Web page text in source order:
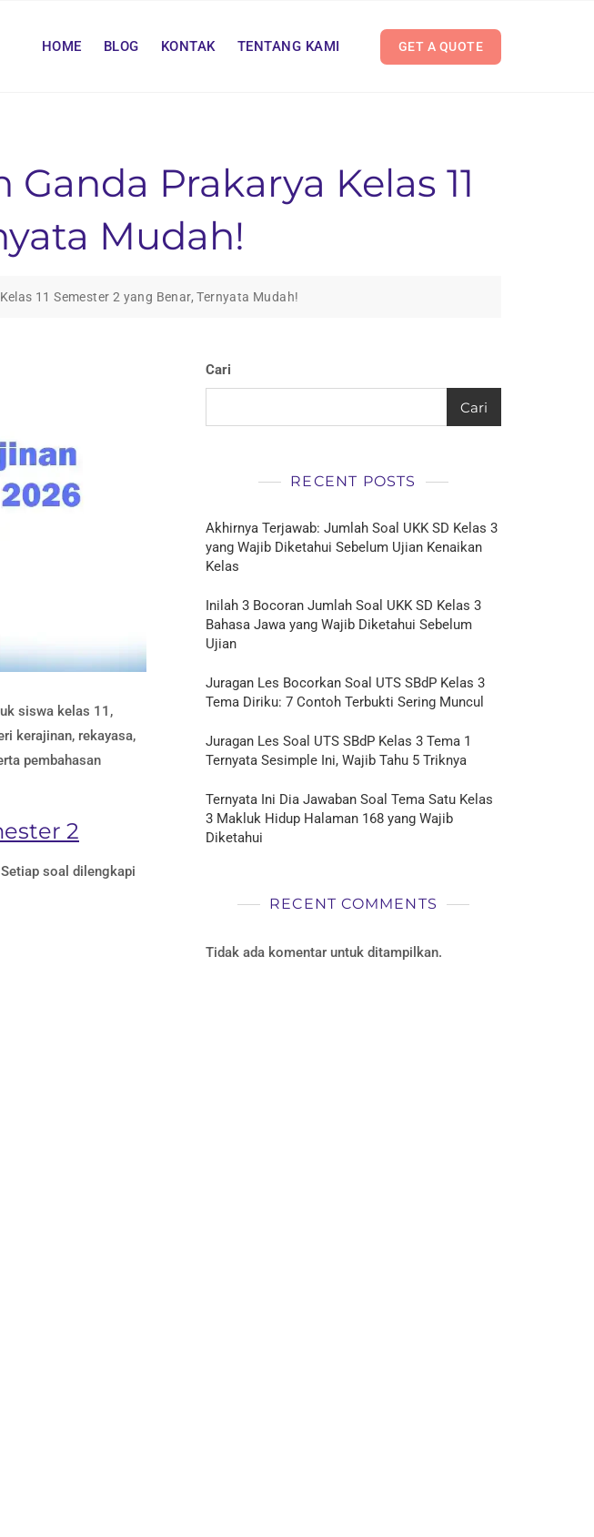
HOME BLOG KONTAK TENTANG KAMI GET A QUOTE
Prakarya Kelas 11
Mudah!
11 Semester 2 yang Benar, Ternyata Mudah!
siswa kelas 11,
kerajinan, rekayasa,
pembahasan
2
soal dilengkapi
Cari
Cari
RECENT POSTS
Akhirnya Terjawab: Jumlah Soal UKK SD Kelas 3
yang Wajib Diketahui Sebelum Ujian Kenaikan
Kelas
Inilah 3 Bocoran Jumlah Soal UKK SD Kelas 3
Bahasa Jawa yang Wajib Diketahui Sebelum
Ujian
Juragan Les Bocorkan Soal UTS SBdP Kelas 3
Tema Diriku: 7 Contoh Terbukti Sering Muncul
Juragan Les Soal UTS SBdP Kelas 3 Tema 1
Ternyata Sesimple Ini, Wajib Tahu 5 Triknya
Ternyata Ini Dia Jawaban Soal Tema Satu Kelas
3 Makluk Hidup Halaman 168 yang Wajib
Diketahui
RECENT COMMENTS
Tidak ada komentar untuk ditampilkan.